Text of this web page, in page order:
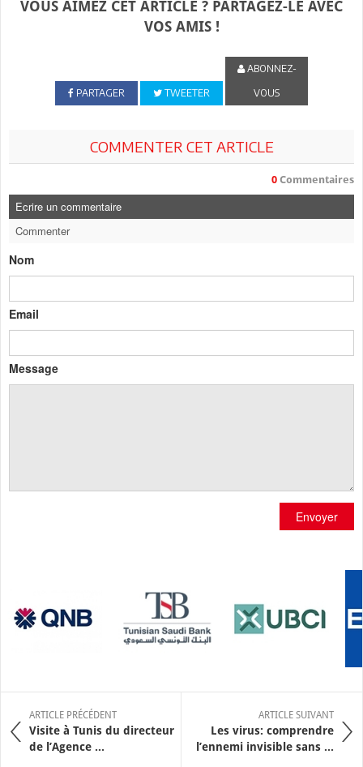
VOUS AIMEZ CET ARTICLE ? PARTAGEZ-LE AVEC
VOS AMIS !
PARTAGER TWEETER
ABONNEZ-
VOUS
COMMENTER CET ARTICLE
0 Commentaires
Ecrire un commentaire
Commenter
Nom
Email
Message
Envoyer
ARTICLE PRÉCÉDENT
Visite à Tunis du directeur
de l’Agence ...
ARTICLE SUIVANT
Les virus: comprendre
l’ennemi invisible sans ...